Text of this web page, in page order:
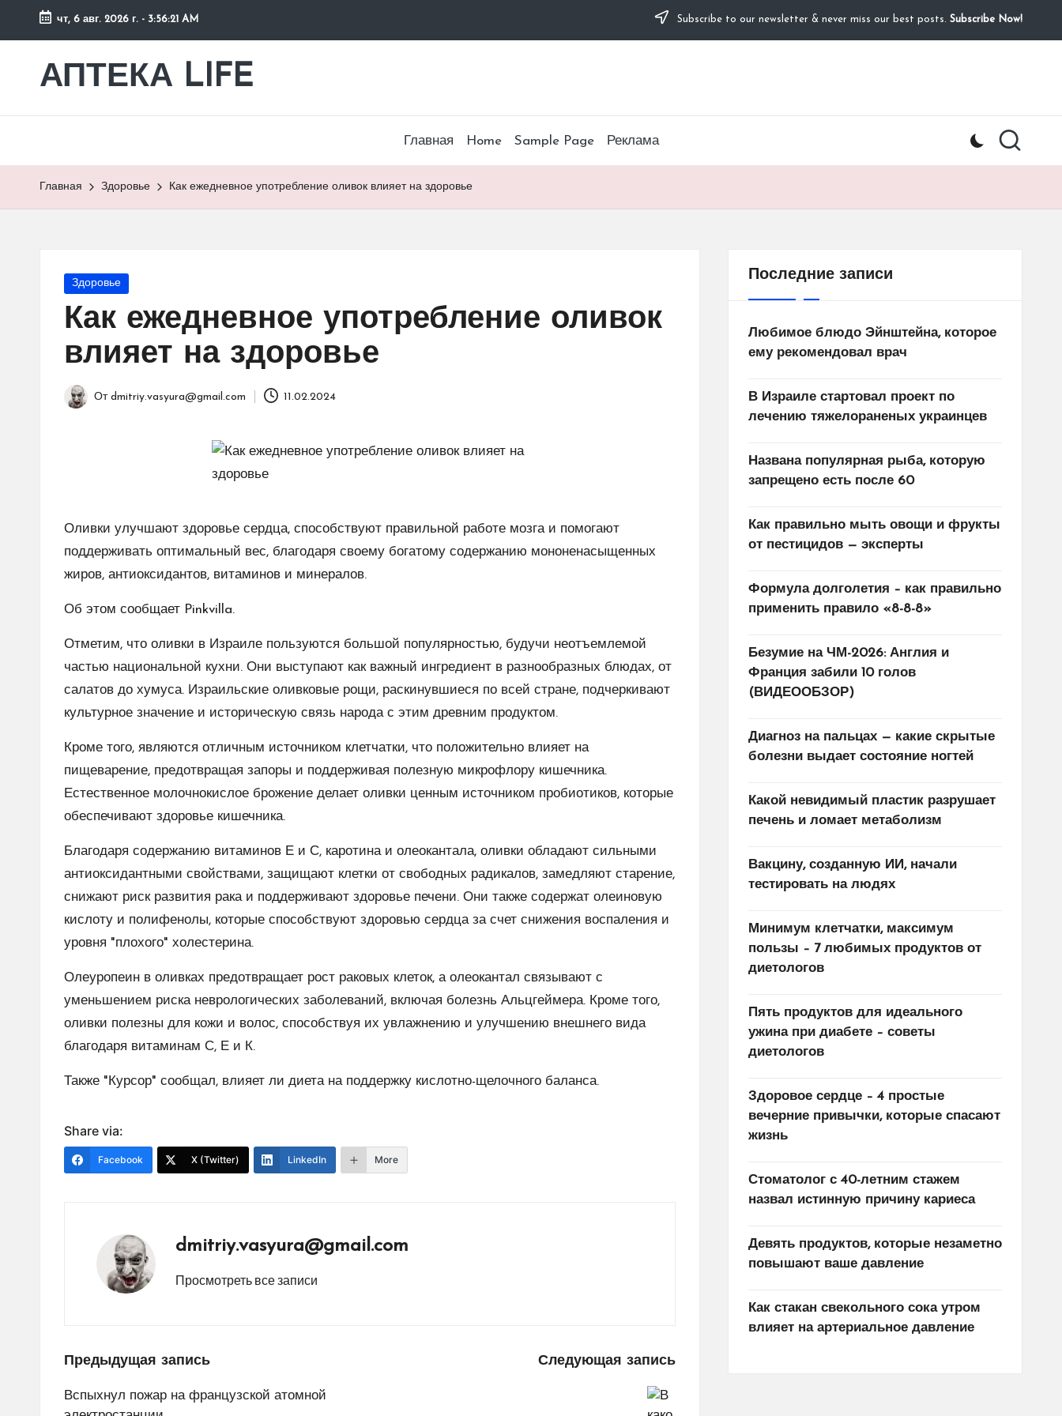
Перейти
содержимому
чт, 6 авг. 2026 г. - 3:56:22 AM Subscribe to our newsletter & never miss our best posts. Subscribe Now!
АПТЕКА LIFE
сайт
Главная Home Sample Page Реклама
Главная Здоровье Как ежедневное употребление оливок влияет на здоровье
Опубликовано
Здоровье
Как ежедневное употребление оливок
влияет на здоровье
Запись
От dmitriy.vasyura@gmail.com 11.02.2024
Оливки улучшают здоровье сердца, способствуют правильной работе мозга и помогают
поддерживать оптимальный вес, благодаря своему богатому содержанию мононенасыщенных
жиров, антиоксидантов, витаминов и минералов.
Об этом сообщает Pinkvilla.
Отметим, что оливки в Израиле пользуются большой популярностью, будучи неотъемлемой
частью национальной кухни. Они выступают как важный ингредиент в разнообразных блюдах, от
салатов до хумуса. Израильские оливковые рощи, раскинувшиеся по всей стране, подчеркивают
культурное значение и историческую связь народа с этим древним продуктом.
Кроме того, являются отличным источником клетчатки, что положительно влияет на
пищеварение, предотвращая запоры и поддерживая полезную микрофлору кишечника.
Естественное молочнокислое брожение делает оливки ценным источником пробиотиков, которые
обеспечивают здоровье кишечника.
Благодаря содержанию витаминов Е и С, каротина и олеокантала, оливки обладают сильными
антиоксидантными свойствами, защищают клетки от свободных радикалов, замедляют старение,
снижают риск развития рака и поддерживают здоровье печени. Они также содержат олеиновую
кислоту и полифенолы, которые способствуют здоровью сердца за счет снижения воспаления и
уровня "плохого" холестерина.
Олеуропеин в оливках предотвращает рост раковых клеток, а олеокантал связывают с
уменьшением риска неврологических заболеваний, включая болезнь Альцгеймера. Кроме того,
оливки полезны для кожи и волос, способствуя их увлажнению и улучшению внешнего вида
благодаря витаминам С, Е и К.
Также "Курсор" сообщал, влияет ли диета на поддержку кислотно-щелочного баланса.
Share via:
Facebook X (Twitter) LinkedIn More
dmitriy.vasyura@gmail.com
Просмотреть все записи
Навигация
по
Предыдущая запись
Вспыхнул пожар на французской атомной
Следующая запись
Последние записи
Любимое блюдо Эйнштейна, которое
ему рекомендовал врач
В Израиле стартовал проект по
лечению тяжелораненых украинцев
Названа популярная рыба, которую
запрещено есть после 60
Как правильно мыть овощи и фрукты
от пестицидов — эксперты
Формула долголетия – как правильно
применить правило «8-8-8»
Безумие на ЧМ-2026: Англия и
Франция забили 10 голов
(ВИДЕООБЗОР)
Диагноз на пальцах — какие скрытые
болезни выдает состояние ногтей
Какой невидимый пластик разрушает
печень и ломает метаболизм
Вакцину, созданную ИИ, начали
тестировать на людях
Минимум клетчатки, максимум
пользы – 7 любимых продуктов от
диетологов
Пять продуктов для идеального
ужина при диабете – советы
диетологов
Здоровое сердце – 4 простые
вечерние привычки, которые спасают
жизнь
Стоматолог с 40-летним стажем
назвал истинную причину кариеса
Девять продуктов, которые незаметно
повышают ваше давление
Как стакан свекольного сока утром
влияет на артериальное давление